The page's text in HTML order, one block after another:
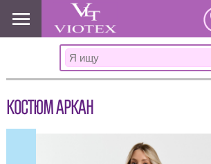
www.viotex37.ru
КОСТЮМ АРКАН